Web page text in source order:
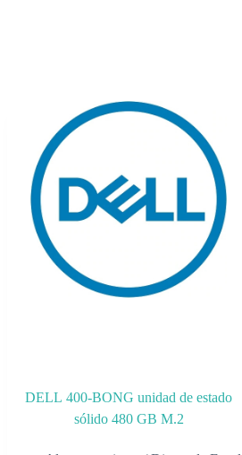
DELL 400-BONG unidad de estado
sólido 480 GB M.2